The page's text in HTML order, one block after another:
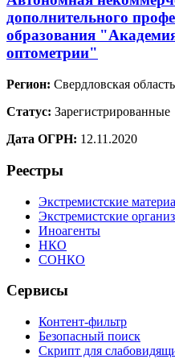
дополнительного
образования
оптометрии"
Регион: Свердловская область
Статус: Зарегистрированные
Дата ОГРН: 12.11.2020
Реестры
Экстремистские
Экстремистские
Иноагенты
НКО
СОНКО
Сервисы
Контент-фильтр
Безопасный поиск
Скрипт для